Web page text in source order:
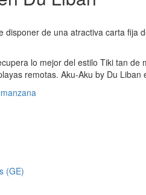
disponer de una atractiva carta
lo mejor del estilo Tiki tan
remotas. Aku-Aku by Du
(GE)